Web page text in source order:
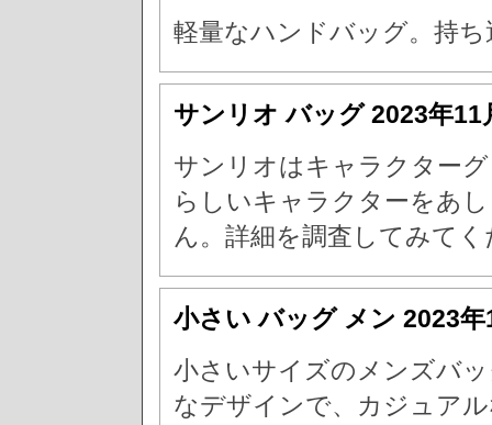
軽量なハンドバッグ。持
サンリオ バッグ2023年11
サンリオはキャラクター
らしいキャラクターをあ
ん。詳細を調査してみて
小さい バッグ メン 2023
小さいサイズのメンズバ
なデザインで、カジュア